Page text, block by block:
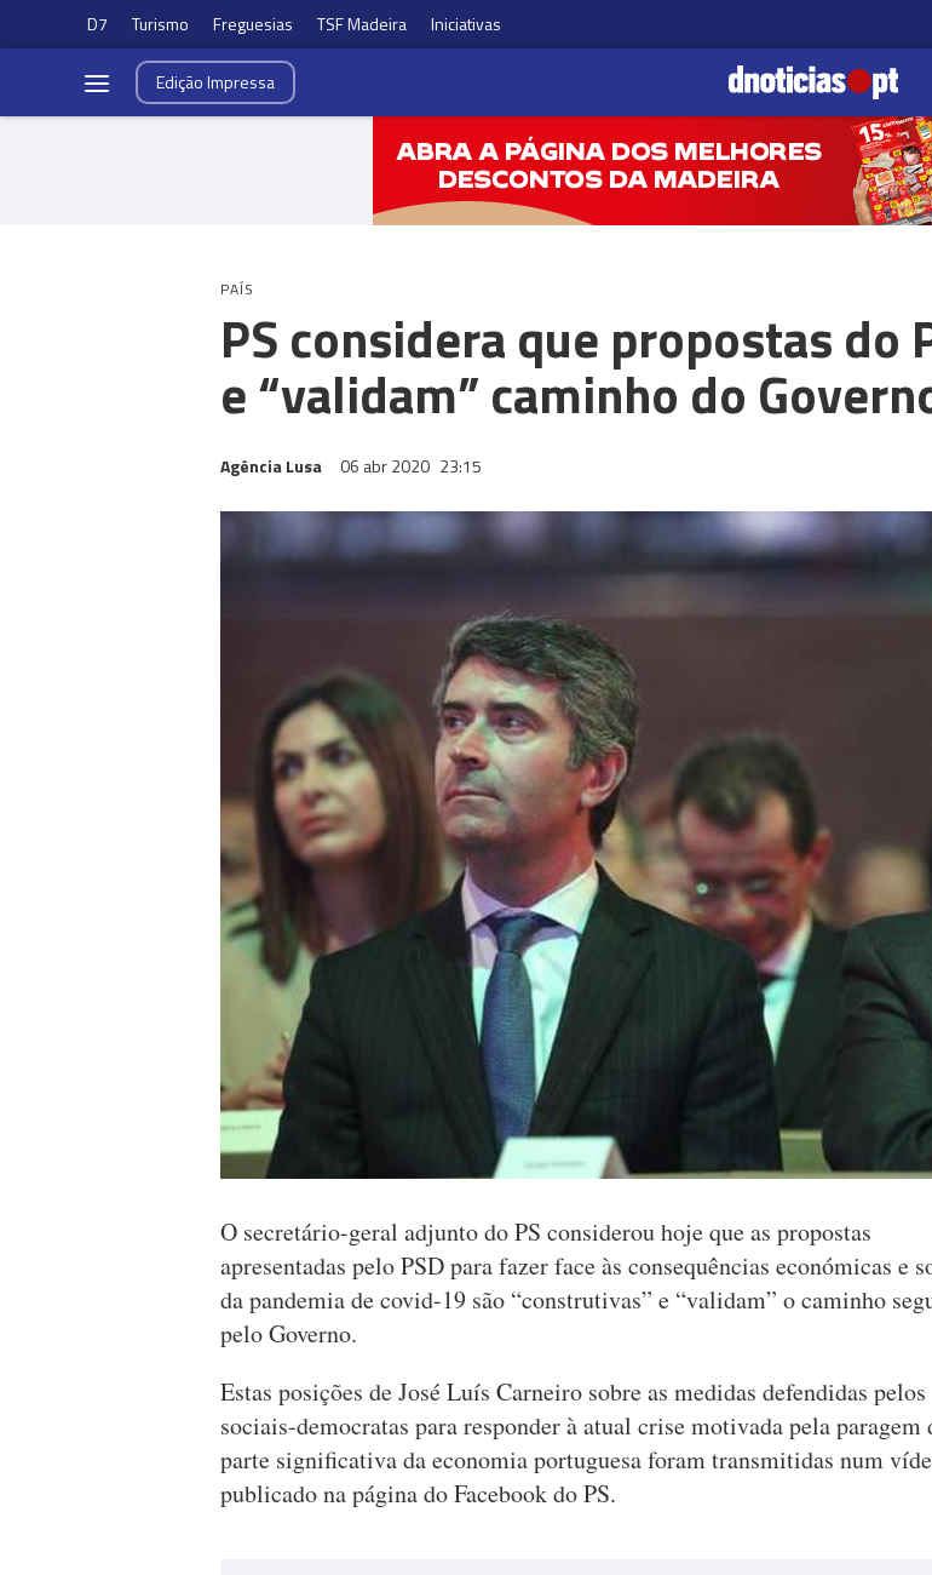
D7 Turismo Freguesias TSF Madeira Iniciativas
EdiçãoImpressa
PAÍS
PS considera que propostas do
e “validam” caminho do
Agência Lusa 06 abr 2020 23:15
O secretário-geral adjunto do PS considerou hoje que as propostas
apresentadas pelo PSD para fazer face às consequências económicas e
da pandemia de covid-19 são “construtivas” e “validam” o caminho
pelo Governo.
Estas posições de José Luís Carneiro sobre as medidas defendidas pelos
sociais-democratas para responder à atual crise motivada pela paragem
parte significativa da economia portuguesa foram transmitidas num
publicado na página do Facebook do PS.